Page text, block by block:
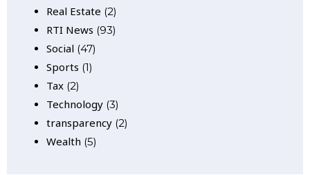
Real Estate (2)
RTI News (93)
Social (47)
Sports (1)
Tax (2)
Technology (3)
transparency (2)
Wealth (5)